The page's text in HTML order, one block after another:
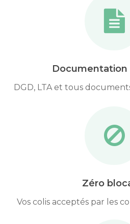
DGD, LTA et tous
Zéro
Vos colis acceptés par les